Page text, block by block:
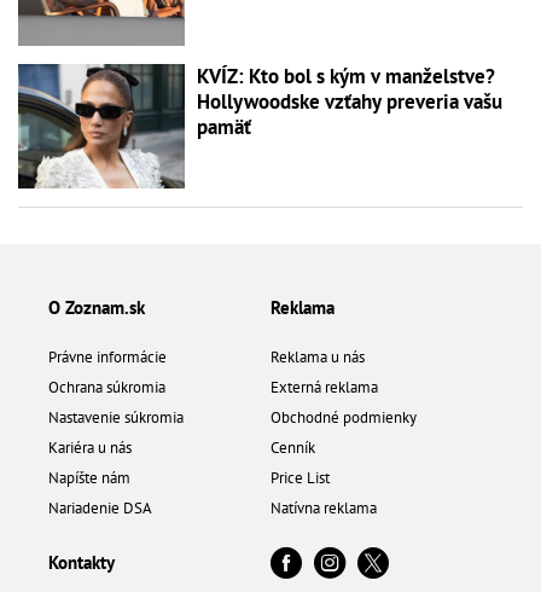
KVÍZ: Kto bol s kým v manželstve?
Hollywoodske vzťahy preveria vašu
pamäť
O Zoznam.sk
Právne informácie
Ochrana súkromia
Nastavenie súkromia
Kariéra u nás
Napíšte nám
Nariadenie DSA
Reklama
Reklama u nás
Externá reklama
Obchodné podmienky
Cenník
Price List
Natívna reklama
Kontakty